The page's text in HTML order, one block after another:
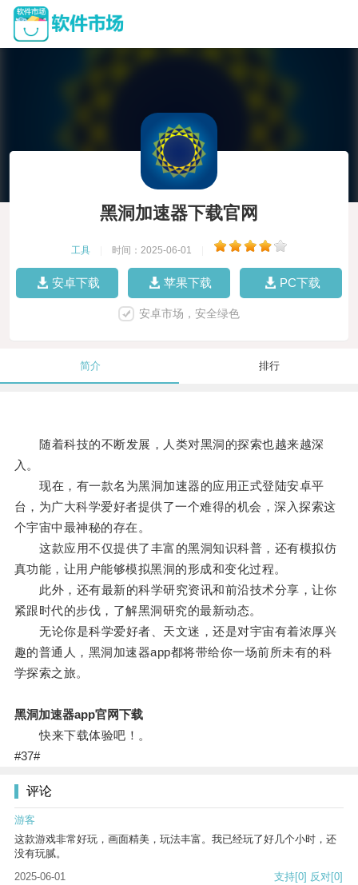
黑洞加速器下载官网
工具 时间：2025-06-01
安卓下载 苹果下载 PC下载
安卓市场，安全绿色
简介 排行
随着科技的不断发展，人类对黑洞的探索也越来越深
入。
现在，有一款名为黑洞加速器的应用正式登陆安卓平
台，为广大科学爱好者提供了一个难得的机会，深入探索这
个宇宙中最神秘的存在。
这款应用不仅提供了丰富的黑洞知识科普，还有模拟仿
真功能，让用户能够模拟黑洞的形成和变化过程。
此外，还有最新的科学研究资讯和前沿技术分享，让你
紧跟时代的步伐，了解黑洞研究的最新动态。
无论你是科学爱好者、天文迷，还是对宇宙有着浓厚兴
趣的普通人，黑洞加速器app都将带给你一场前所未有的科
学探索之旅。
黑洞加速器app官网下载
快来下载体验吧！。
#37#
评论
游客
这款游戏非常好玩，画面精美，玩法丰富。我已经玩了好几个小时，还
没有玩腻。
2025-06-01
支持[0] 反对[0]